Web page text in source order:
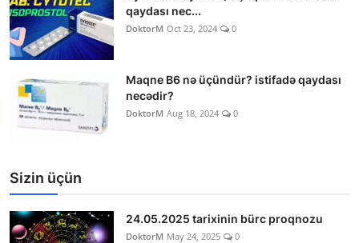
qaydası nec...
DoktorM Oct 23, 2024 0
Maqne B6 nə üçündür? istifadə qaydası
necədir?
DoktorM Aug 18, 2024 0
Sizin üçün
24.05.2025 tarixinin bürc proqnozu
DoktorM May 24, 2025 0